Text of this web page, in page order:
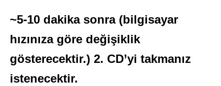
~5-10 dakika sonra (bilgisayar
hızınıza göre değişiklik
gösterecektir.) 2. CD’yi takmanız
istenecektir.